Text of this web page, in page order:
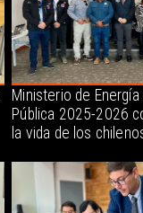
Ministerio de
Pública 2025-2026
la vida de los